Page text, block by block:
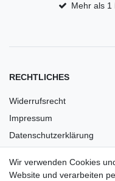
Mehr als 1
RECHTLICHES
Widerrufsrecht
Impressum
Datenschutzerklärung
Versandkosten
Wir verwenden Cookies
Website und verarbeiten